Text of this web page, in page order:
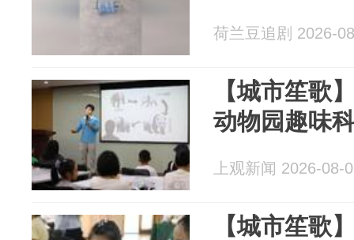
荷兰豆追剧 2026-
【城市笙歌
动物园趣味
上观新闻 2026-08-
【城市笙歌